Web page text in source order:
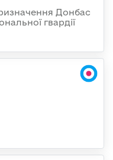
Донбас
гвардії